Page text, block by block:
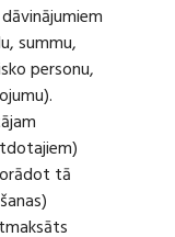
summu,
personu,
tā